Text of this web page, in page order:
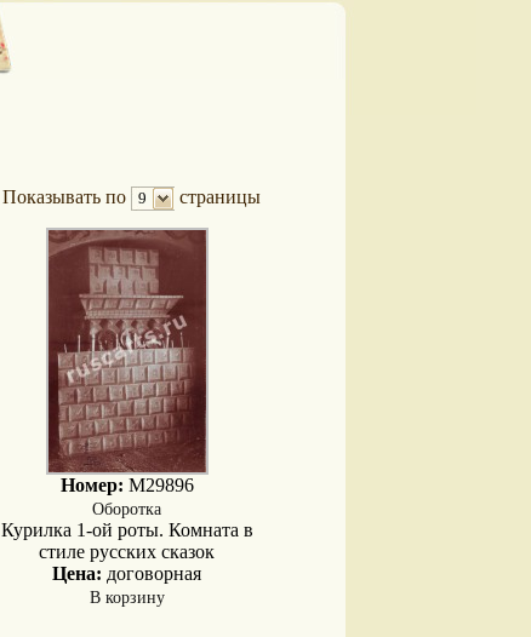
Показывать по 9 страницы
Номер: M29896
Оборотка
Курилка 1-ой роты. Комната в
стиле русских сказок
Цена: договорная
В корзину